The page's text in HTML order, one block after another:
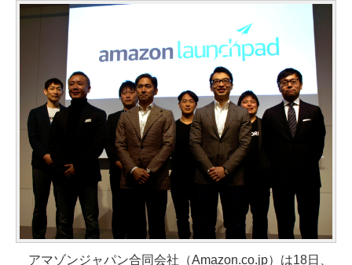
アマゾンジャパン合同会社（Amazon.co.jp）は18日、